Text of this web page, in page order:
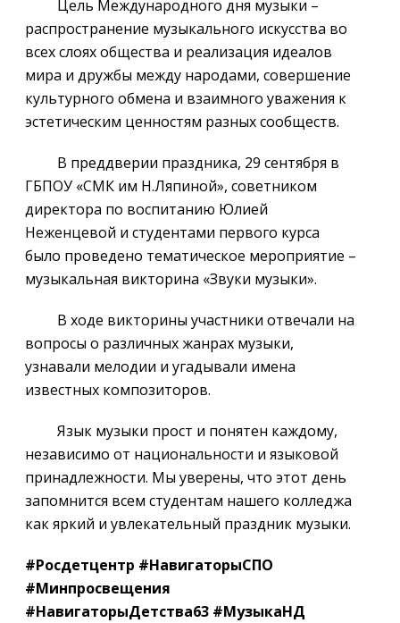
Цель Международного дня музыки –
распространение музыкального искусства во
всех слоях общества и реализация идеалов
мира и дружбы между народами, совершение
культурного обмена и взаимного уважения к
эстетическим ценностям разных сообществ.
В преддверии праздника, 29 сентября в
ГБПОУ «СМК им Н.Ляпиной», советником
директора по воспитанию Юлией
Неженцевой и студентами первого курса
было проведено тематическое мероприятие ­–
музыкальная викторина «Звуки музыки».
В ходе викторины участники отвечали на
вопросы о различных жанрах музыки,
узнавали мелодии и угадывали имена
известных композиторов.
Язык музыки прост и понятен каждому,
независимо от национальности и языковой
принадлежности. Мы уверены, что этот день
запомнится всем студентам нашего колледжа
как яркий и увлекательный праздник музыки.
#Росдетцентр #НавигаторыСПО
#Минпросвещения
#НавигаторыДетства63 #МузыкаНД